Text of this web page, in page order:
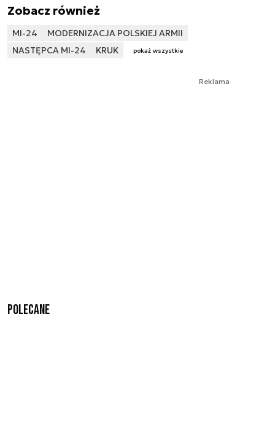
Zobacz również
MI-24
MODERNIZACJA POLSKIEJ ARMII
NASTĘPCA MI-24
KRUK pokaż wszystkie
Reklama
Polecane